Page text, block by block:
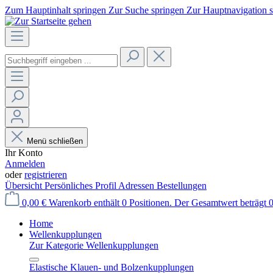
Zum Hauptinhalt springen Zur Suche springen Zur Hauptnavigation
Menü schließen
Ihr Konto
Anmelden
oderregistrieren
Übersicht Persönliches Profil Adressen Bestellungen
0,00 € Warenkorb enthält 0 Positionen. Der Gesamtwert beträgt
Home
Wellenkupplungen
Zur Kategorie Wellenkupplungen
Elastische Klauen- und Bolzenkupplungen